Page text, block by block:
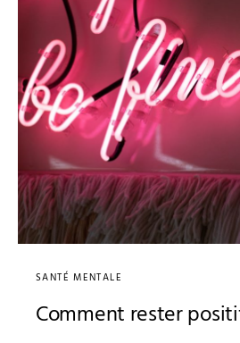
SANTÉ MENTALE
Comment rester